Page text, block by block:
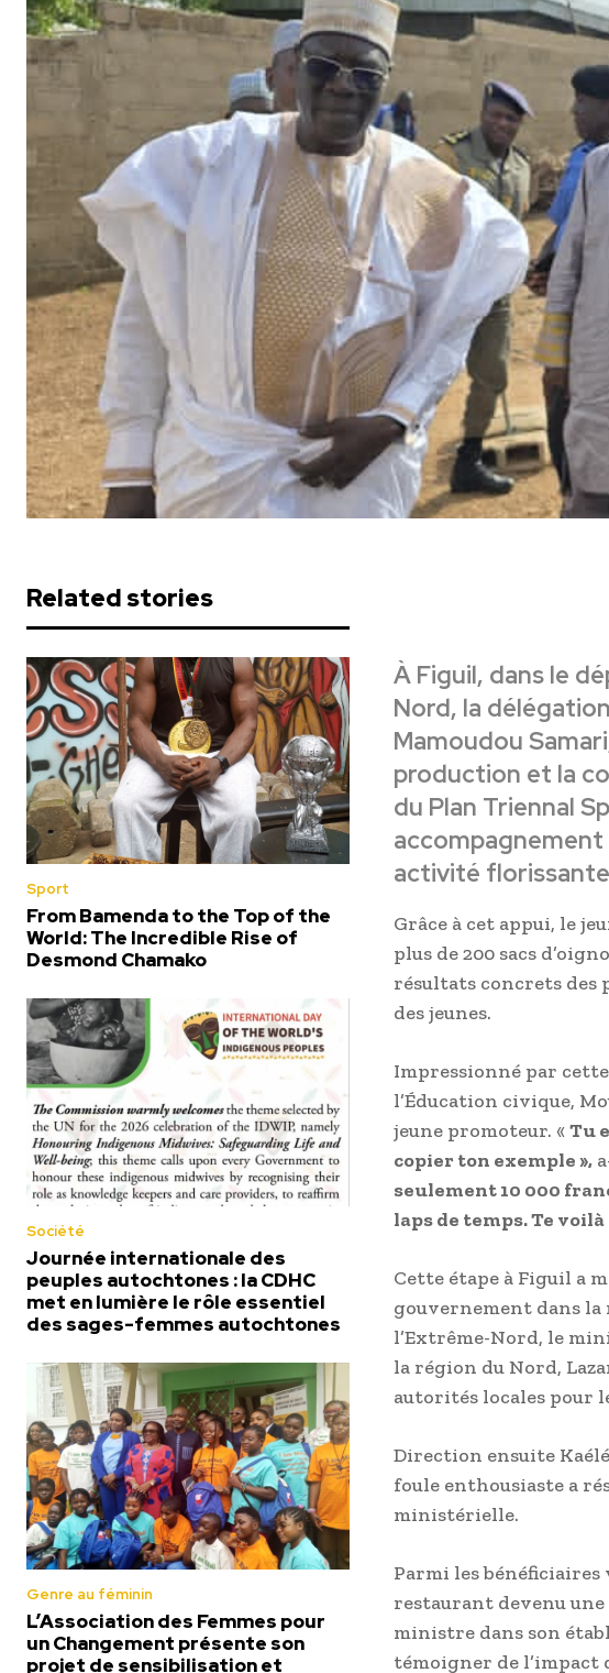
Related stories
Sport
From Bamenda to the Top of the
World: The Incredible Rise of
Desmond Chamako
Société
Journée internationale des
peuples autochtones : la CDHC
met en lumière le rôle essentiel
des sages-femmes autochtones
Genre au féminin
L’Association des Femmes pour
un Changement présente son
projet de sensibilisation et
À Figuil, dans le
Nord, la
Mamoudou
production et la
du Plan Triennal
accompagnement
activité
Grâce à cet appui, le
plus de 200 sacs
résultats concrets des
des jeunes.
Impressionné par
l’Éducation civique,
jeune promoteur. «Tu
copier ton exemple »,
seulement 10 000
laps de temps. Te
Cette étape à Figuil a
gouvernement dans
l’Extrême-Nord, le
la région du Nord,
autorités locales pour
Direction ensuite
foule enthousiaste a
ministérielle.
Parmi les
restaurant devenu
ministre dans son
témoigner de l’impact